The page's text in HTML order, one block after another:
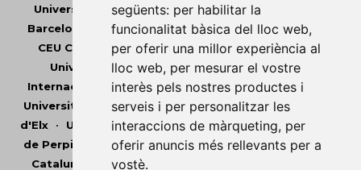
següents: per habilitar la
funcionalitat bàsica del lloc web,
per oferir una millor experiència al
lloc web, per mesurar el vostre
interès pels nostres productes i
serveis i per personalitzar les
interaccions de màrqueting, per
oferir anuncis més rellevants per a
vostè.
Universitat d'Andorra•Universitat Autònoma de
Barcelona
Universitat de Barcelona•Universitat
CEU Cardenal Herrera•Universitat de Girona •
Universitat de les Illes Balears• Universitat
Internacional de Catalunya•Universitat Jaume I
Universitat de Lleida• Universitat Miguel Hernández
d'Elx• Universitat Oberta de Catalunya•Universitat
de Perpinyà Via Domitia•Universitat Politècnica de
Catalunya
Universitat Politècnica de València